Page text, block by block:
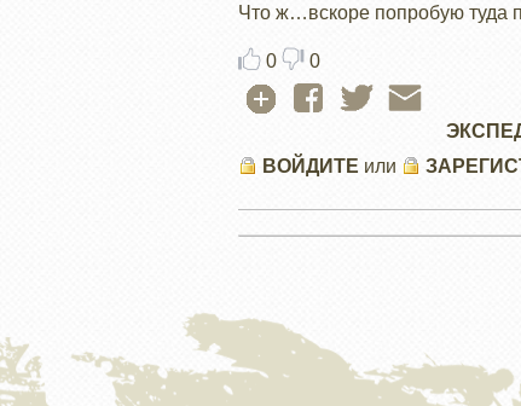
Что ж…вскоре попробую туда
0 0
ВОЙДИТЕ или